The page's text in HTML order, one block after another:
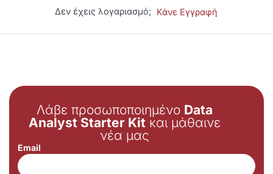
Δεν έχεις λογαριασμό; Κάνε Εγγραφή
Λάβε προσωποποιημένο Data
Analyst Starter Kit και μάθαινε
νέα μας
Email